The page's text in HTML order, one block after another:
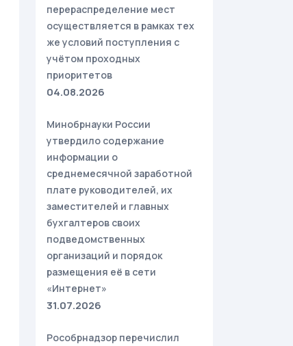
перераспределение мест
осуществляется в рамках тех
же условий поступления с
учётом проходных
приоритетов
04.08.2026
Минобрнауки России
утвердило содержание
информации о
среднемесячной заработной
плате руководителей, их
заместителей и главных
бухгалтеров своих
подведомственных
организаций и порядок
размещения её в сети
«Интернет»
31.07.2026
Рособрнадзор перечислил